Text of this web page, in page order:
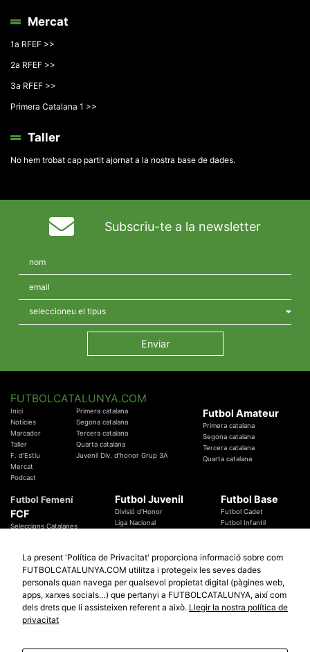
Mercat
1a RFEF >>
2a RFEF >>
3a RFEF >>
Primera Catalana 1 >>
Taller
No hem trobat cap partit ajornat a la nostra base de dades.
Subscriu-te a la newsletter
FUTBOLCATALUNYA.COM
Inici
Notícies
Marcador
Taller
F. d'Estiu
Mercat
Podcast
Primera catalana
Segona catalana
Tercera catalana
Quarta catalana
Juvenil Div. d'honor Grup 3A
Futbol Amateur
Primera catalana
Segona catalana
Tercera catalana
Quarta catalana
Futbol Femení
FCF
Seleccions Catalanes
Temes Federatius
Futbol Juvenil
Divisió d'Honor
Liga Nacional
Futbol Base
Futbol Cadet
Futbol Infantil
Futbol Catalunya
Promocions
Sortejos
Participació
Especials
Copa Catalunya Absoluta 2019
Copa del Rei 2019 - 2020
La present 'Política de Privacitat' proporciona informació sobre com
FUTBOLCATALUNYA.COM utilitza i protegeix les seves dades
personals quan navega per qualsevol propietat digital (pàgines web,
apps, xarxes socials…) que pertanyi a FUTBOLCATALUNYA, així com
dels drets que li assisteixen referent a això. Llegir la nostra política de
privacitat